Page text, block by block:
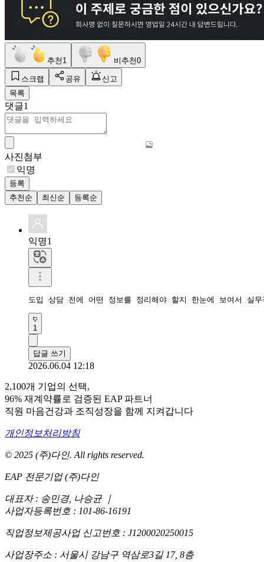
추천 1 비추천0
스크랩 공유
신고
목록
댓글1
사진첨부
익명
등록
추천순
최신순 등록순
익명1
도입 상담 전에 어떤 정보를 정리해야 할지 한눈에 보여서 실
1
답글 쓰기
2026.06.04 12:18
2,100개 기업의 선택,
96% 재계약률로 검증된 EAP 파트너
직원 마음건강과 조직성장을 함께 지켜갑니다
개인정보처리방침
© 2025 (주)다인. All rights reserved.
EAP 전문기업 (주)다인
대표자 : 송민경, 나승균 ｜
사업자등록번호 : 101-86-16191
직업정보제공사업 신고번호 : J1200020250015
사업장주소 : 서울시 강남구 역삼로3길 17, 8층